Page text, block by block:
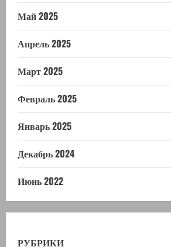
Май 2025
Апрель 2025
Март 2025
Февраль 2025
Январь 2025
Декабрь 2024
Июнь 2022
РУБРИКИ